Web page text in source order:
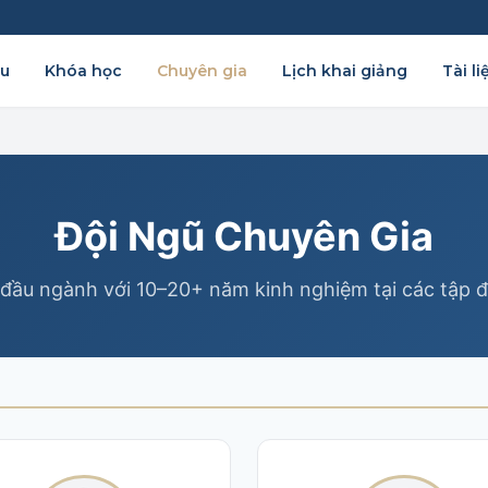
Khóa học Chuyên gia Lịch khai giảng Tài
Đội Ngũ Chuyên Gia
ngành với 10–20+ năm kinh nghiệm tại các tập